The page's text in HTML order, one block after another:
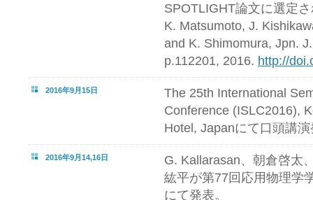
SPOTLIGHT論文に選定
K. Matsumoto, J.
and K. Shimomura, Jpn.
p.112201, 2016. http://
2016年9月15日
The 25th International
Conference (ISLC2016),
Hotel, Japanにて口頭講
2016年9月14,16日
G. Kallarasan、朝倉啓太
紘平が第77回応用物理学
にて発表。